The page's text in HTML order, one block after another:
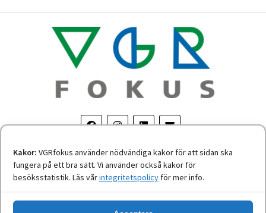
Kakor: VGRfokus använder nödvändiga kakor för att sidan ska
fungera på ett bra sätt. Vi använder också kakor för
besöksstatistik. Läs vårintegritetspolicy för mer info.
Om personuppgifter Tillgänglighetsredogörelse